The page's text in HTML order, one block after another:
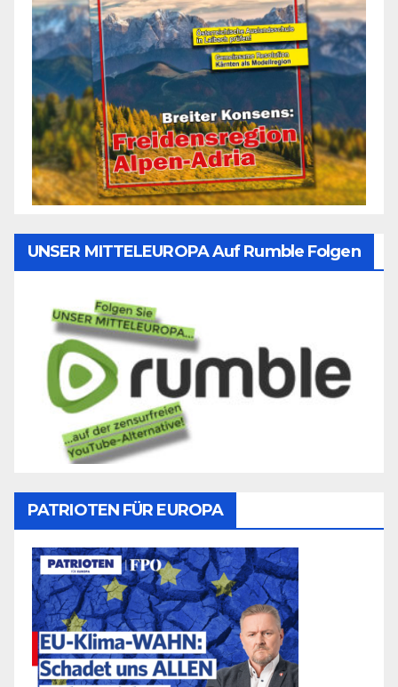
UNSER MITTELEUROPA Auf Rumble Folgen
PATRIOTEN FÜR EUROPA